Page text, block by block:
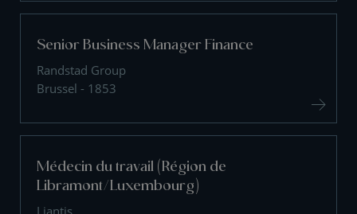
Senior Business Manager Finance
Randstad Group
Brussel - 1853
Médecin du travail (Région de
Libramont/Luxembourg)
Liantis